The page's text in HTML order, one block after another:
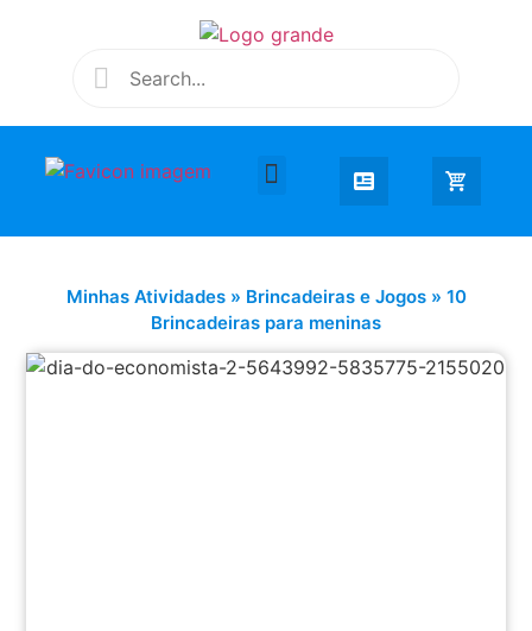
Minhas Atividades» Brincadeiras e Jogos» 10
Brincadeiras para meninas